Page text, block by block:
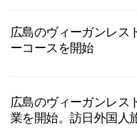
広島のヴィーガンレス
ーコースを開始
広島のヴィーガンレス
業を開始。訪日外国人